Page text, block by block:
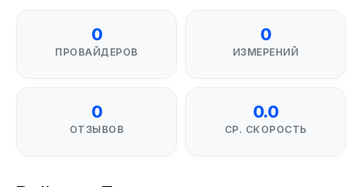
0
ПРОВАЙДЕРОВ
0
ИЗМЕРЕНИЙ
0
ОТЗЫВОВ
0.0
СР. СКОРОСТЬ